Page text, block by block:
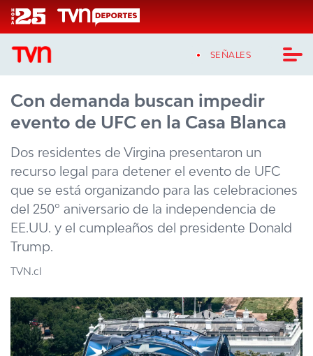
Click acá para ir directamente al contenido
SEÑALES
CASTING MASTERCHEF CHILE
CASTING TVN VERTICAL
TVN VERTICAL
PROGRAMAS
TELESERIES
NTV
ACTUALIDAD Y TENDENCIAS
Con demanda buscan impedir
evento de UFC en la Casa Blanca
Dos residentes de Virgina presentaron un
recurso legal para detener el evento de UFC
que se está organizando para las celebraciones
del 250º aniversario de la independencia de
EE.UU. y el cumpleaños del presidente Donald
Trump.
TVN.cl